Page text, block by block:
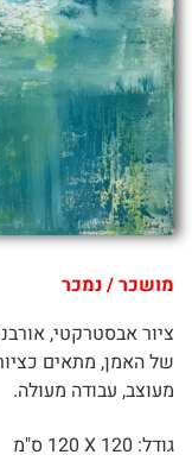
מושכר / נמכר
ציור אבסטרקטי,
של האמן, מתאים
מעוצב, עבודה מעולה.
גודל: 120 X
120 ס"מ